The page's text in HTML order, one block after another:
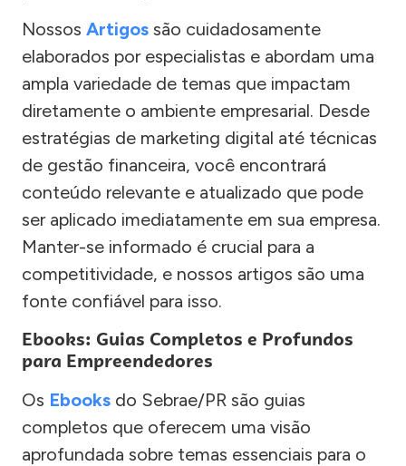
Nossos Artigos são cuidadosamente
elaborados por especialistas e abordam uma
ampla variedade de temas que impactam
diretamente o ambiente empresarial. Desde
estratégias de marketing digital até técnicas
de gestão financeira, você encontrará
conteúdo relevante e atualizado que pode
ser aplicado imediatamente em sua empresa.
Manter-se informado é crucial para a
competitividade, e nossos artigos são uma
fonte confiável para isso.
Ebooks: Guias Completos e Profundos
para Empreendedores
Os Ebooks do Sebrae/PR são guias
completos que oferecem uma visão
aprofundada sobre temas essenciais para o